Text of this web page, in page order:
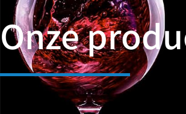
Onze